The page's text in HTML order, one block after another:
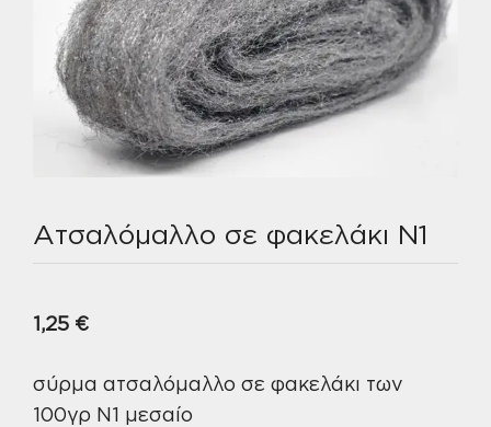
Ατσαλόμαλλο σε φακελάκι Ν1
1,25 €
σύρμα ατσαλόμαλλο σε φακελάκι των
100γρ Ν1 μεσαίο